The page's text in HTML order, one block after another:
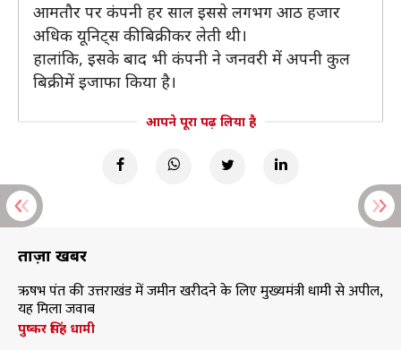
आमतौर पर कंपनी हर साल इससे लगभग आठ हजार
अधिक यूनिट्स की बिक्री कर लेती थी।
हालांकि, इसके बाद भी कंपनी ने जनवरी में अपनी कुल
बिक्री में इजाफा किया है।
आपने पूरा पढ़ लिया है
ताज़ा खबरें
ऋषभ पंत की उत्तराखंड में जमीन खरीदने के लिए मुख्यमंत्री धामी से अपील,
यह मिला जवाब
पुष्कर सिंह धामी